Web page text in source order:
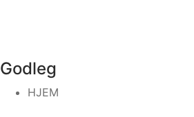
Godleg
HJEM